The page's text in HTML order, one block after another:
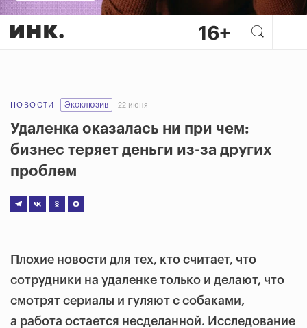
НОВОСТИ Эксклюзив 22 июня
Удаленка оказалась ни при чем:
бизнес теряет деньги из-за других
проблем
Плохие новости для тех, кто считает, что
сотрудники на удаленке только и делают, что
смотрят сериалы и гуляют с собаками,
а работа остается несделанной. Исследование